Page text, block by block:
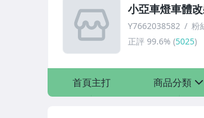
小亞車燈車體
Y7662038582 粉
正評 99.6% (5025)
首頁主打 商品分類